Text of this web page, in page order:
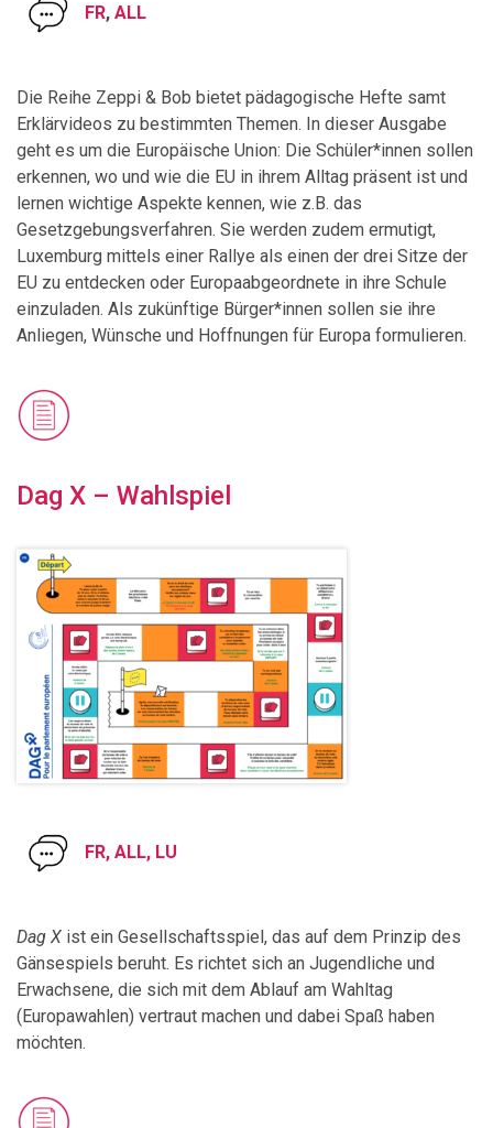
FR, ALL
Die Reihe Zeppi & Bob bietet pädagogische Hefte samt
Erklärvideos zu bestimmten Themen. In dieser Ausgabe
geht es um die Europäische Union: Die Schüler*innen sollen
erkennen, wo und wie die EU in ihrem Alltag präsent ist und
lernen wichtige Aspekte kennen, wie z.B. das
Gesetzgebungsverfahren. Sie werden zudem ermutigt,
Luxemburg mittels einer Rallye als einen der drei Sitze der
EU zu entdecken oder Europaabgeordnete in ihre Schule
einzuladen. Als zukünftige Bürger*innen sollen sie ihre
Anliegen, Wünsche und Hoffnungen für Europa formulieren.
Dag X – Wahlspiel
FR, ALL, LU
Dag X ist ein Gesellschaftsspiel, das auf dem Prinzip des
Gänsespiels beruht. Es richtet sich an Jugendliche und
Erwachsene, die sich mit dem Ablauf am Wahltag
(Europawahlen) vertraut machen und dabei Spaß haben
möchten.